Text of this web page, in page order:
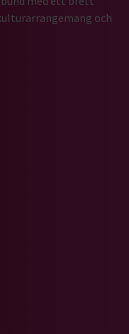
och